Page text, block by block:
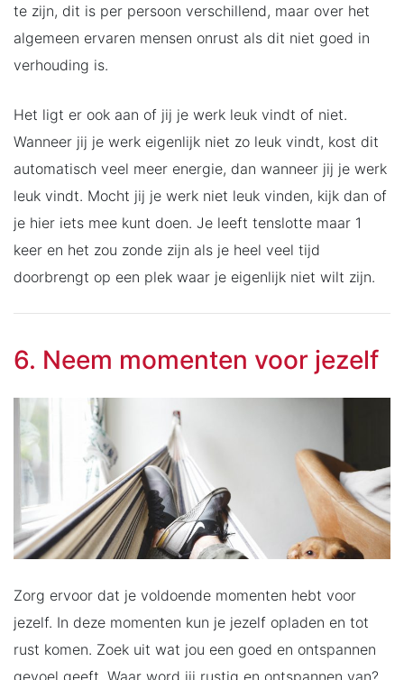
te zijn, dit is per persoon verschillend, maar over het
algemeen ervaren mensen onrust als dit niet goed in
verhouding is.
Het ligt er ook aan of jij je werk leuk vindt of niet.
Wanneer jij je werk eigenlijk niet zo leuk vindt, kost dit
automatisch veel meer energie, dan wanneer jij je werk
leuk vindt. Mocht jij je werk niet leuk vinden, kijk dan of
je hier iets mee kunt doen. Je leeft tenslotte maar 1
keer en het zou zonde zijn als je heel veel tijd
doorbrengt op een plek waar je eigenlijk niet wilt zijn.
6. Neem momenten voor jezelf
Zorg ervoor dat je voldoende momenten hebt voor
jezelf. In deze momenten kun je jezelf opladen en tot
rust komen. Zoek uit wat jou een goed en ontspannen